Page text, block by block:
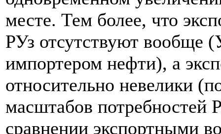
месте. Тем более, что
РУз отсутствуют вообще
импортером нефти), а
относительно невелики
масштабов потребностей
сравнении экспортными